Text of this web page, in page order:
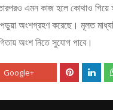
এমন কাজ হলে কোথাও গিয়ে
অংশগ্রহণ করেছে। মূলত
অংশ নিতে সুযোগ পাবে।
Google+